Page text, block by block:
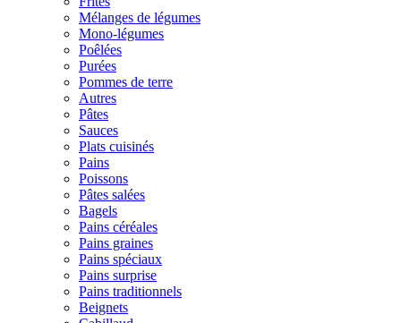
Mélanges de légumes
Mono-légumes
Poêlées
Purées
Pommes de terre
Autres
Pâtes
Sauces
Plats cuisinés
Pains
Poissons
Pâtes salées
Bagels
Pains céréales
Pains graines
Pains spéciaux
Pains surprise
Pains traditionnels
Beignets